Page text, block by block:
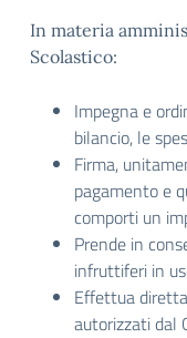
In materia
Scolastico:
Impegna e
bilancio, le
Firma,
pagamento e
comporti un
Prende in
infruttiferi in
Effettua
autorizzati dal